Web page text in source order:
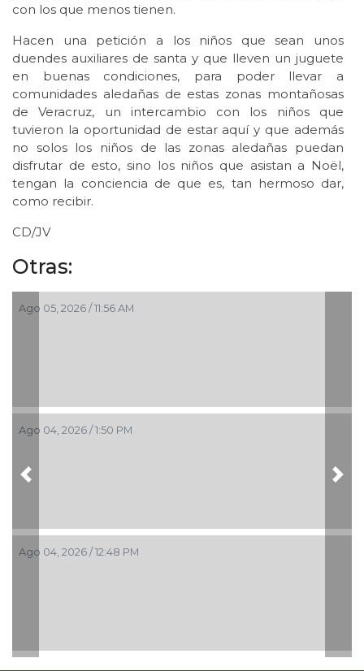
con los que menos tienen.
Hacen una petición a los niños que sean unos
duendes auxiliares de santa y que lleven un juguete
en buenas condiciones, para poder llevar a
comunidades aledañas de estas zonas montañosas
de Veracruz, un intercambio con los niños que
tuvieron la oportunidad de estar aquí y que además
no solos los niños de las zonas aledañas puedan
disfrutar de esto, sino los niños que asistan a Noël,
tengan la conciencia de que es, tan hermoso dar,
como recibir.
CD/JV
Otras:
Ago 05, 2026 / 11:56 AM
Ago 04, 2026 / 1:50 PM
Ago 04, 2026 / 12:48 PM
Previous